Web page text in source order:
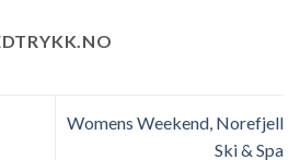
Womens Weekend, Norefjell
Ski & Spa